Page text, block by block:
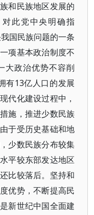
和民族地区发展的
此党中央明确指
国民族问题的一条
项基本政治制度不
大政治优势不容削
有13亿人口的发展
代化建设过程中，
施，推进少数民族
于受历史基础和地
少数民族分布较集
平较东部发达地区
比较落后。坚持和
优势，不断提高民
新世纪中国全面建